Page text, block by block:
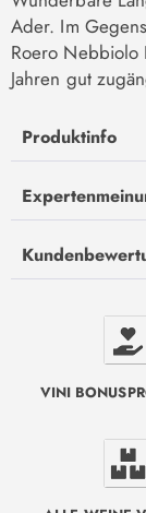
Ader. Im
Roero
Jahren gut
Produktinfo
VINI